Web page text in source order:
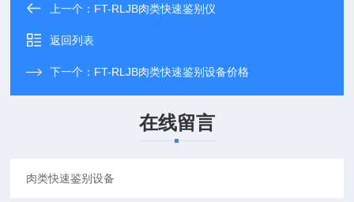
上一个： FT-RLJB肉类快速鉴别仪
返回列表
下一个： FT-RLJB肉类快速鉴别设备价格
在线留言